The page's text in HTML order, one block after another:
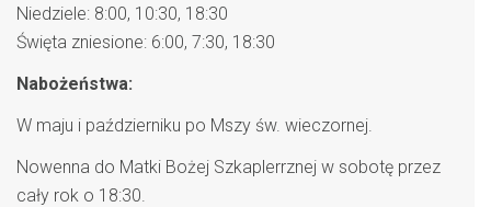
Niedziele: 8:00, 10:30, 18:30
Święta zniesione: 6:00, 7:30, 18:30
Nabożeństwa:
W maju i październiku po Mszy św. wieczornej.
Nowenna do Matki Bożej Szkaplerrznej w sobotę przez
cały rok o 18:30.